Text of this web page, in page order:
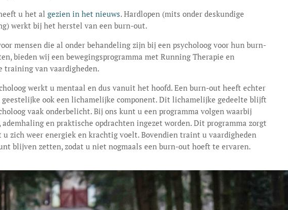
u het al gezien in het nieuws. Hardlopen (mits onder deskundige
werkt bij het herstel van een burn-out.
mensen die al onder behandeling zijn bij een psycholoog voor hun burn-
bieden wij een bewegingsprogramma met Running Therapie en
training van vaardigheden.
werkt u mentaal en dus vanuit het hoofd. Een burn-out heeft echter
geestelijke ook een lichamelijke component. Dit lichamelijke gedeelte blijft
vaak onderbelicht. Bij ons kunt u een programma volgen waarbij
ademhaling en praktische opdrachten ingezet worden. Dit programma zorgt
u zich weer energiek en krachtig voelt. Bovendien traint u vaardigheden
blijven zetten, zodat u niet nogmaals een burn-out hoeft te ervaren.